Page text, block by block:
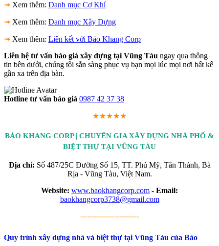
➟ Xem thêm: Danh mục Cơ Khí
➟ Xem thêm: Danh mục Xây Dựng
➟ Xem thêm: Liên kết với Bảo Khang Corp
Liên hệ tư vấn báo giá xây dựng tại Vũng Tàu ngay qua thông
tin bên dưới, chúng tôi sẵn sàng phục vụ bạn mọi lúc mọi nơi bất kể
gần xa trên địa bàn.
Hotline tư vấn báo giá 0987 42 37 38
★★★★★
BẢO KHANG CORP | CHUYÊN GIA XÂY DỰNG NHÀ PHỐ &
BIỆT THỰ TẠI VŨNG TÀU
Địa chỉ: Số 487/25C Đường Số 15, TT. Phú Mỹ, Tân Thành, Bà
Rịa - Vũng Tàu, Việt Nam.
Website: www.baokhangcorp.com - Email:
baokhangcorp3738@gmail.com
------------------------
Quy trình xây dựng nhà và biệt thự tại Vũng Tàu của Bảo